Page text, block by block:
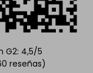
G2: 4,5/5
reseñas)